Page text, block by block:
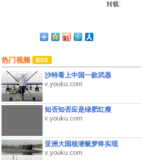
转载:
热门视频
沙特看上中国一款武器
v.youku.com
知否知否应是绿肥红瘦
v.youku.com
亚洲大国核潜艇梦终实现
v.youku.com